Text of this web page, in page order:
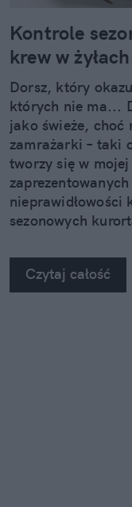
Kontrole
krew w
Dorsz, który
których nie ma...
jako świeże, choć
zamrażarki – taki
tworzy się w mojej
nieprawidłowości
sezonowych
Czytaj całość